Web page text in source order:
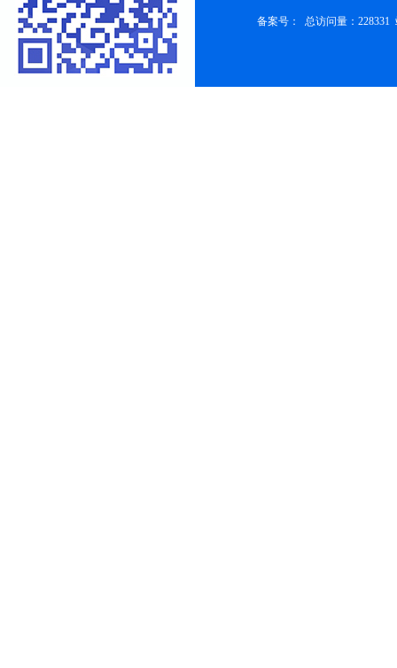
备案号： 总访问量：228331